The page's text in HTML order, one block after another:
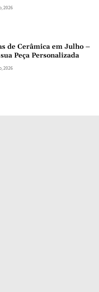
2026
de Cerâmica em Julho –
Peça Personalizada
2026